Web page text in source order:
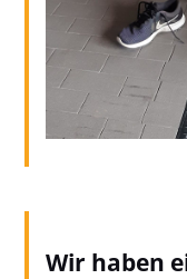
Wir haben